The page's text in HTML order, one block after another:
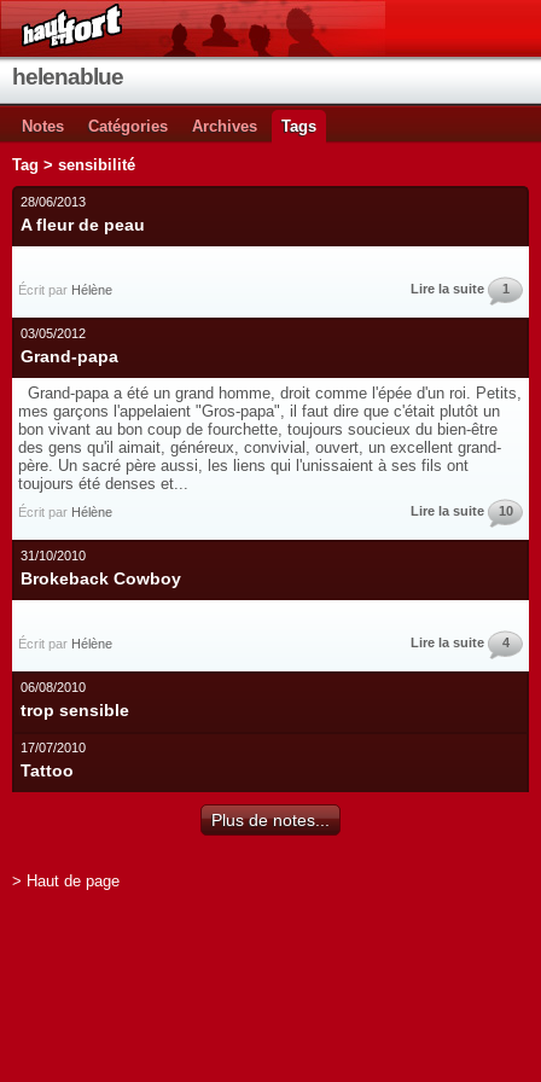
helenablue
Notes Catégories Archives Tags
Tag > sensibilité
28/06/2013
A fleur de peau
Écrit par Hélène Lire la suite 1
03/05/2012
Grand-papa
Grand-papa a été un grand homme, droit comme l'épée d'un roi. Petits,
mes garçons l'appelaient "Gros-papa", il faut dire que c'était plutôt un
bon vivant au bon coup de fourchette, toujours soucieux du bien-être
des gens qu'il aimait, généreux, convivial, ouvert, un excellent grand-
père. Un sacré père aussi, les liens qui l'unissaient à ses fils ont
toujours été denses et...
Écrit par Hélène Lire la suite 10
31/10/2010
Brokeback Cowboy
Écrit par Hélène Lire la suite 4
06/08/2010
trop sensible
17/07/2010
Tattoo
Plus de notes...
> Haut de page